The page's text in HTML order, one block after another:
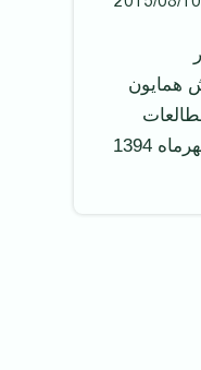
همایون
مشروطه‌خواهی تاریخ انتشار: مهرماه 1394